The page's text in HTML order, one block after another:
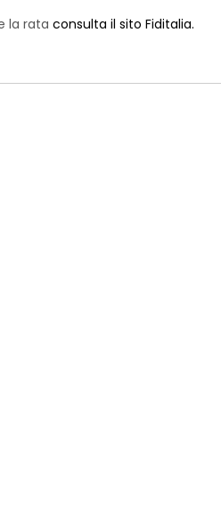
la rata consulta il sito Fiditalia.